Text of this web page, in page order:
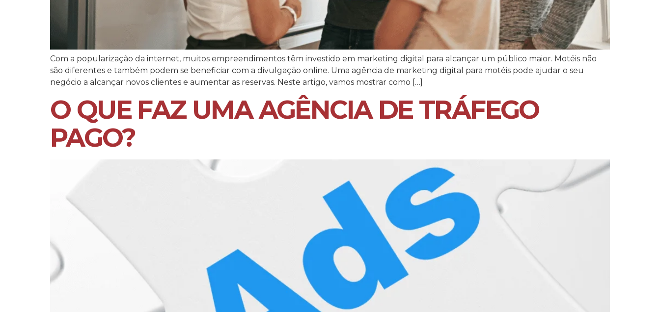
Com a popularização da internet, muitos empreendimentos têm investido em marketing digital para alcançar um público maior. Motéis não
são diferentes e também podem se beneficiar com a divulgação online. Uma agência de marketing digital para motéis pode ajudar o seu
negócio a alcançar novos clientes e aumentar as reservas. Neste artigo, vamos mostrar como […]
O QUE FAZ UMA AGÊNCIA DE TRÁFEGO
PAGO?